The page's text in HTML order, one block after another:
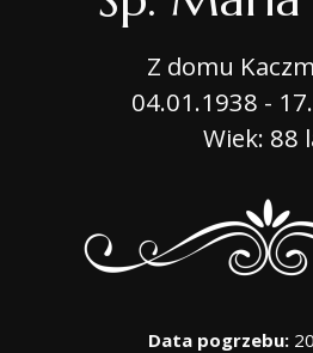
Z domu
04.01.1938 -
Wiek: 88
Data pogrzebu: